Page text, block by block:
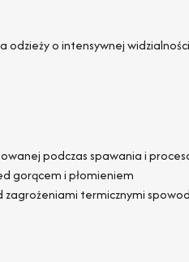
o intensywnej
podczas spawania i
gorącem i płomieniem
termicznymi